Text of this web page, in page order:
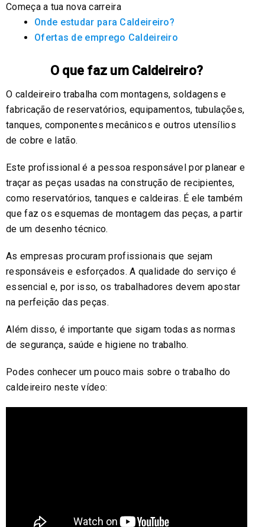
Começa a tua nova carreira
Onde estudar para Caldeireiro?
Ofertas de emprego Caldeireiro
O que faz um Caldeireiro?
O caldeireiro trabalha com montagens, soldagens e
fabricação de reservatórios, equipamentos, tubulações,
tanques, componentes mecânicos e outros utensílios
de cobre e latão.
Este profissional é a pessoa responsável por planear e
traçar as peças usadas na construção de recipientes,
como reservatórios, tanques e caldeiras. É ele também
que faz os esquemas de montagem das peças, a partir
de um desenho técnico.
As empresas procuram profissionais que sejam
responsáveis e esforçados. A qualidade do serviço é
essencial e, por isso, os trabalhadores devem apostar
na perfeição das peças.
Além disso, é importante que sigam todas as normas
de segurança, saúde e higiene no trabalho.
Podes conhecer um pouco mais sobre o trabalho do
caldeireiro neste vídeo: